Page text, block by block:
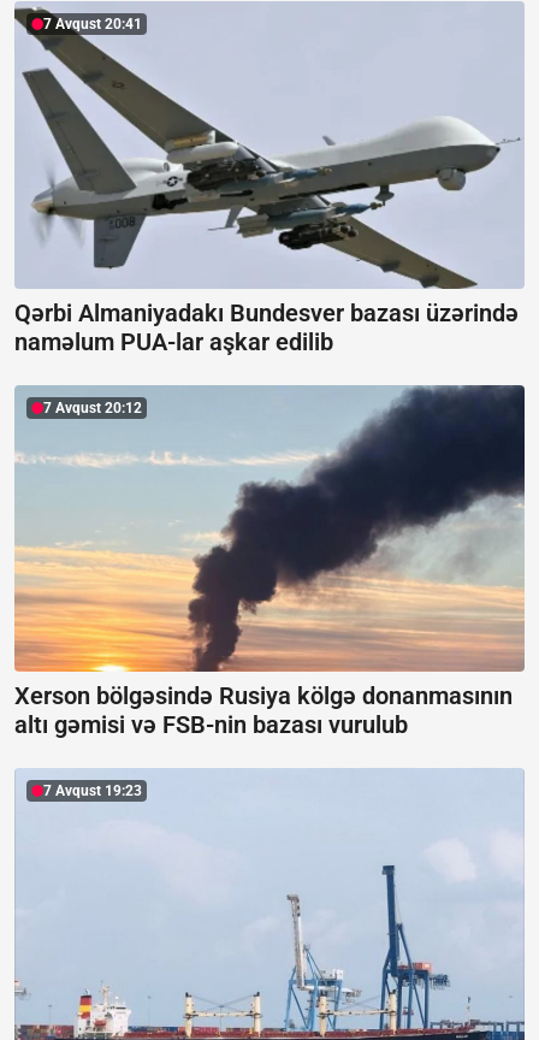
7 Avqust 20:41
Qərbi Almaniyadakı Bundesver bazası üzərində
naməlum PUA-lar aşkar edilib
7 Avqust 20:12
Xerson bölgəsində Rusiya kölgə donanmasının
altı gəmisi və FSB-nin bazası vurulub
7 Avqust 19:23